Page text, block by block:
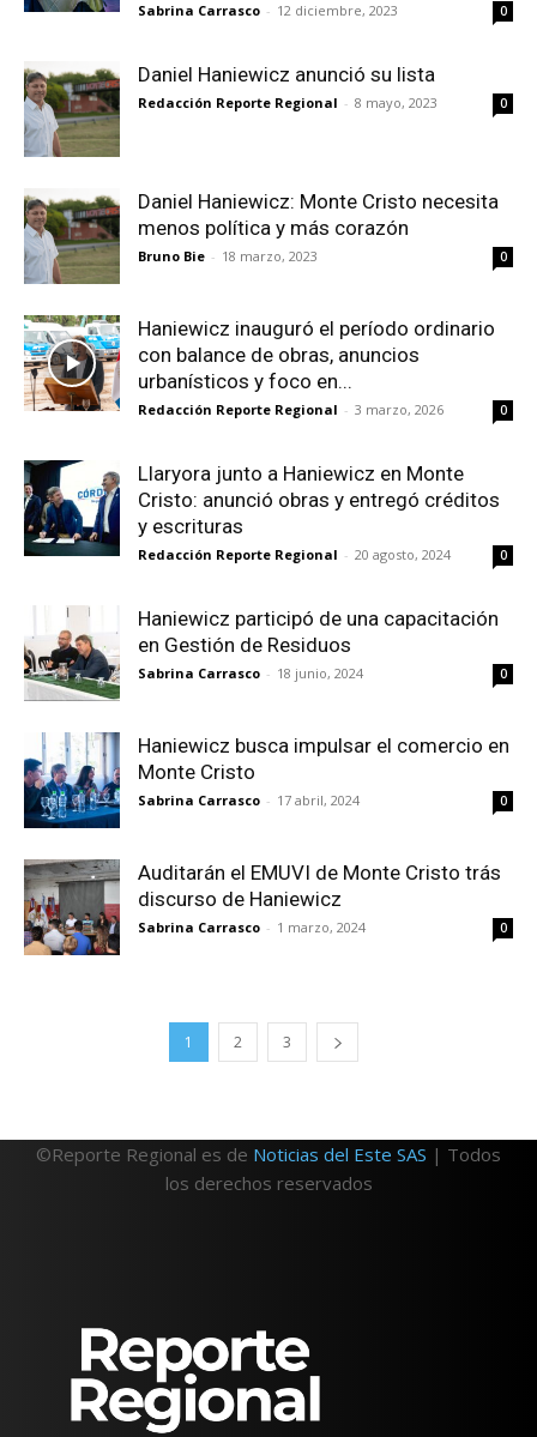
Sabrina Carrasco - 12 diciembre, 2023 0
Daniel Haniewicz anunció su lista
Redacción Reporte Regional - 8 mayo, 2023 0
Daniel Haniewicz: Monte Cristo necesita
menos política y más corazón
Bruno Bie - 18 marzo, 2023 0
Haniewicz inauguró el período ordinario
con balance de obras, anuncios
urbanísticos y foco en...
Redacción Reporte Regional - 3 marzo, 2026 0
Llaryora junto a Haniewicz en Monte
Cristo: anunció obras y entregó créditos
y escrituras
Redacción Reporte Regional - 20 agosto, 2024 0
Haniewicz participó de una capacitación
en Gestión de Residuos
Sabrina Carrasco - 18 junio, 2024 0
Haniewicz busca impulsar el comercio en
Monte Cristo
Sabrina Carrasco - 17 abril, 2024 0
Auditarán el EMUVI de Monte Cristo trás
discurso de Haniewicz
Sabrina Carrasco - 1 marzo, 2024 0
1 2 3
©Reporte Regional es de Noticias del Este SAS | Todos
los derechos reservados